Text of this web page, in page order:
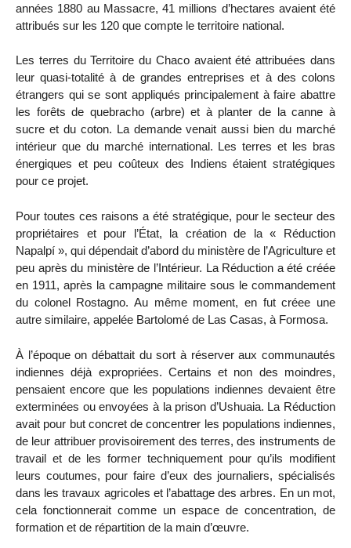
années 1880 au Massacre, 41 millions d’hectares avaient été
attribués sur les 120 que compte le territoire national.
Les terres du Territoire du Chaco avaient été attribuées dans
leur quasi-totalité à de grandes entreprises et à des colons
étrangers qui se sont appliqués principalement à faire abattre
les forêts de quebracho (arbre) et à planter de la canne à
sucre et du coton. La demande venait aussi bien du marché
intérieur que du marché international. Les terres et les bras
énergiques et peu coûteux des Indiens étaient stratégiques
pour ce projet.
Pour toutes ces raisons a été stratégique, pour le secteur des
propriétaires et pour l’État, la création de la « Réduction
Napalpí », qui dépendait d’abord du ministère de l’Agriculture et
peu après du ministère de l’Intérieur. La Réduction a été créée
en 1911, après la campagne militaire sous le commandement
du colonel Rostagno. Au même moment, en fut créee une
autre similaire, appelée Bartolomé de Las Casas, à Formosa.
À l’époque on débattait du sort à réserver aux communautés
indiennes déjà expropriées. Certains et non des moindres,
pensaient encore que les populations indiennes devaient être
exterminées ou envoyées à la prison d’Ushuaia. La Réduction
avait pour but concret de concentrer les populations indiennes,
de leur attribuer provisoirement des terres, des instruments de
travail et de les former techniquement pour qu’ils modifient
leurs coutumes, pour faire d’eux des journaliers, spécialisés
dans les travaux agricoles et l’abattage des arbres. En un mot,
cela fonctionnerait comme un espace de concentration, de
formation et de répartition de la main d’œuvre.